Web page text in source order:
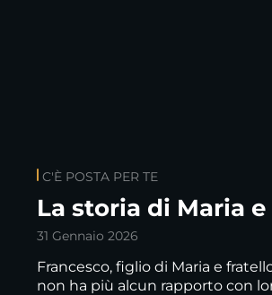
C'È POSTA PER TE
La storia di Maria e
31 Gennaio 2026
Francesco, figlio di Maria e
non ha più alcun rapporto con